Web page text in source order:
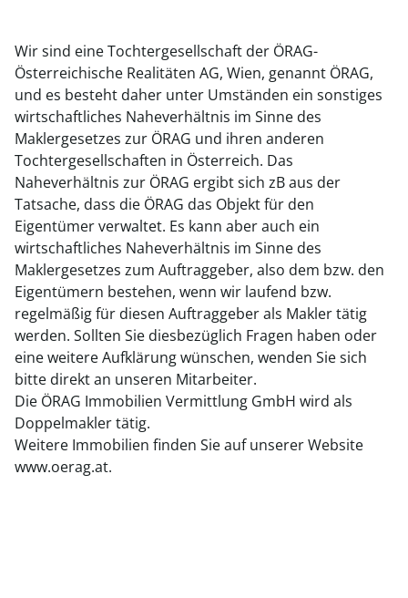
Wir sind eine Tochtergesellschaft der ÖRAG-
Österreichische Realitäten AG, Wien, genannt ÖRAG,
und es besteht daher unter Umständen ein sonstiges
wirtschaftliches Naheverhältnis im Sinne des
Maklergesetzes zur ÖRAG und ihren anderen
Tochtergesellschaften in Österreich. Das
Naheverhältnis zur ÖRAG ergibt sich zB aus der
Tatsache, dass die ÖRAG das Objekt für den
Eigentümer verwaltet. Es kann aber auch ein
wirtschaftliches Naheverhältnis im Sinne des
Maklergesetzes zum Auftraggeber, also dem bzw. den
Eigentümern bestehen, wenn wir laufend bzw.
regelmäßig für diesen Auftraggeber als Makler tätig
werden. Sollten Sie diesbezüglich Fragen haben oder
eine weitere Aufklärung wünschen, wenden Sie sich
bitte direkt an unseren Mitarbeiter.
Die ÖRAG Immobilien Vermittlung GmbH wird als
Doppelmakler tätig.
Weitere Immobilien finden Sie auf unserer Website
www.oerag.at.